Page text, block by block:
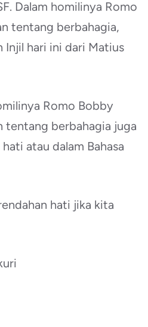
Dalam homilinya Romo
tentang berbahagia,
Injil hari ini dari Matius
Romo Bobby
tentang berbahagia juga
atau dalam Bahasa
hati jika kita